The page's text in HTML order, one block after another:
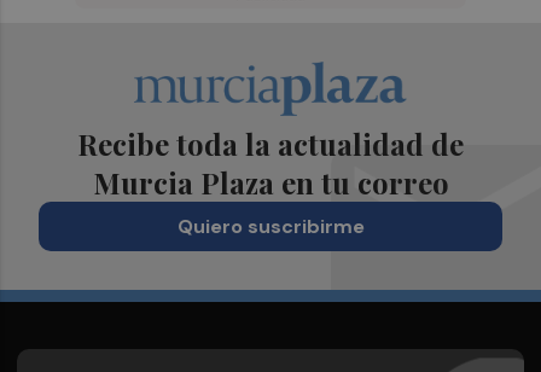
Recibe toda la actualidad de
Murcia Plaza en tu correo
Quiero suscribirme